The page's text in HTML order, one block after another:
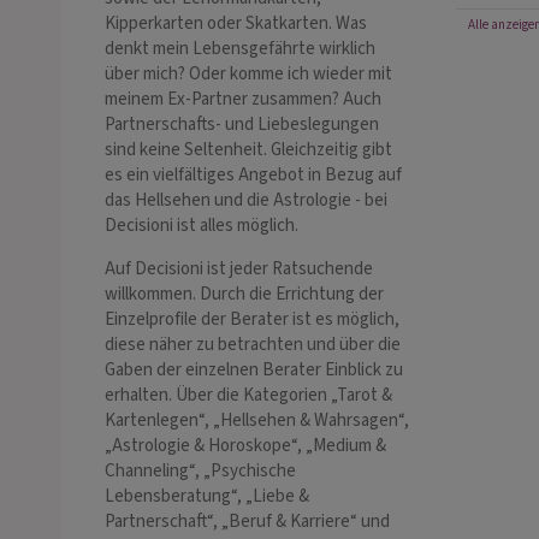
Kipperkarten oder Skatkarten. Was
denkt mein Lebensgefährte wirklich
über mich? Oder komme ich wieder mit
meinem Ex-Partner zusammen? Auch
Partnerschafts- und Liebeslegungen
sind keine Seltenheit. Gleichzeitig gibt
es ein vielfältiges Angebot in Bezug auf
das Hellsehen und die Astrologie - bei
Decisioni ist alles möglich.
Auf Decisioni ist jeder Ratsuchende
willkommen. Durch die Errichtung der
Einzelprofile der Berater ist es möglich,
diese näher zu betrachten und über die
Gaben der einzelnen Berater Einblick zu
erhalten. Über die Kategorien „Tarot &
Kartenlegen“, „Hellsehen & Wahrsagen“,
„Astrologie & Horoskope“, „Medium &
Channeling“, „Psychische
Lebensberatung“, „Liebe &
Partnerschaft“, „Beruf & Karriere“ und
Alle